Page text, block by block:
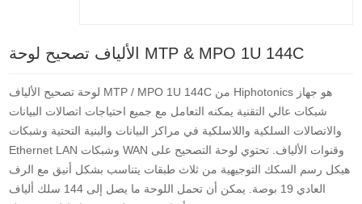
الألياف تصحيح لوحة MTP & MPO 1U 144C
لوحة تصحيح الألياف MTP / MPO 1U 144C من Hiphotonics هو جهاز
شبكات عالي التقنية يمكنه التعامل مع جميع احتياجات اتصالات البيانات
والاتصالات السلكية واللاسلكية في مراكز البيانات والبنية التحتية وشبكات
Ethernet LAN وشبكات WAN وقنوات الألياف. تحتوي لوحة التصحيح على
هيكل رسم السكك التوجيهية من ثلاث طبقات يتناسب بشكل أنيق مع الرف
العادي 19 بوصة. يمكن أن تحمل اللوحة ما يصل إلى 144 سلك ألياف